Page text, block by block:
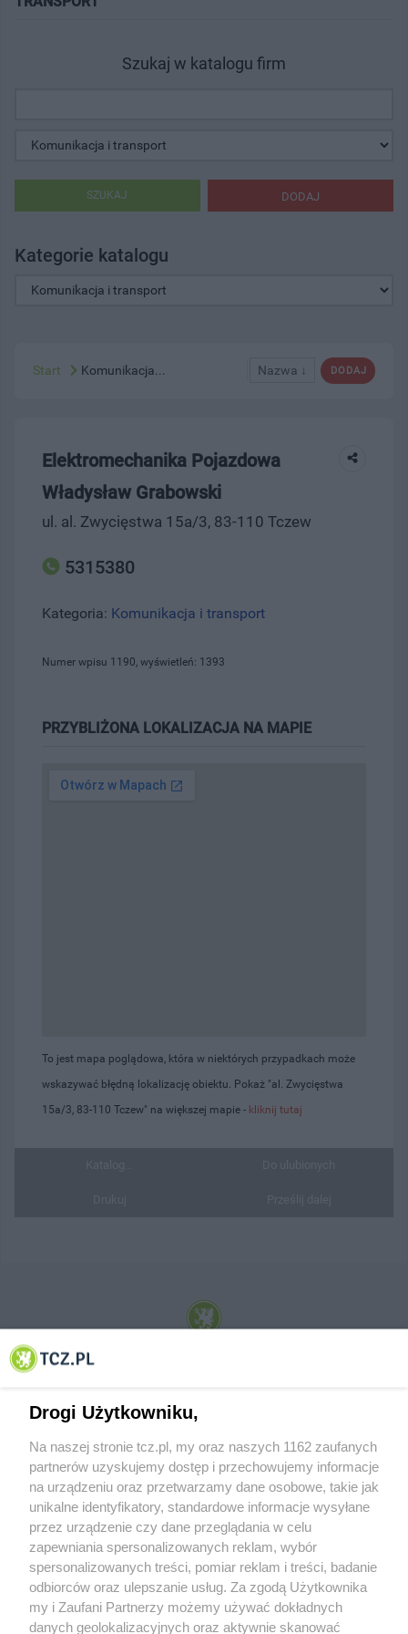
Szukaj w katalogu firm
DODAJ
SZUKAJ
Kategorie katalogu
DODAJ
Nazwa ↓
Start Komunikacja...
Elektromechanika Pojazdowa
Władysław Grabowski
ul. al. Zwycięstwa 15a/3, 83-110 Tczew
5315380
Kategoria: Komunikacja i transport
Numer wpisu 1190, wyświetleń: 1393
PRZYBLIŻONA LOKALIZACJA NA MAPIE
To jest mapa poglądowa, która w niektórych przypadkach może
wskazywać błędną lokalizację obiektu. Pokaż "al. Zwycięstwa
15a/3, 83-110 Tczew" na większej mapie - kliknij tutaj
© 2001-2026 Tczew - TCZ.PL Sp. z o.o. Internetowy Serwis Informacyjny Miasta
O FIRMIE POLITYKA PRYWATNOŚCI HOSTING
REKLAMA WSPÓŁPRACA RSS FACEBOOK KONTAKT
Nasze serwisy
Drogi Użytkowniku,
Na naszej stronie tcz.pl, my oraz naszych 1162 zaufanych
partnerów uzyskujemy dostęp i przechowujemy informacje
na urządzeniu oraz przetwarzamy dane osobowe, takie jak
unikalne identyfikatory, standardowe informacje wysyłane
przez urządzenie czy dane przeglądania w celu
zapewniania spersonalizowanych reklam, wybór
spersonalizowanych treści, pomiar reklam i treści, badanie
odbiorców oraz ulepszanie usług. Za zgodą Użytkownika
my i Zaufani Partnerzy możemy używać dokładnych
danych geolokalizacyjnych oraz aktywnie skanować